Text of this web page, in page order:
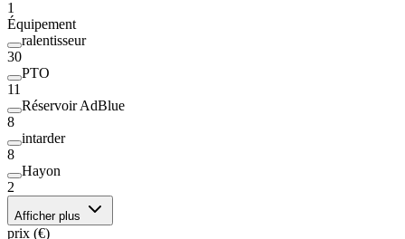
1
Équipement
ralentisseur
30
PTO
11
Réservoir AdBlue
8
intarder
8
Hayon
2
Afficher plus
prix (€)